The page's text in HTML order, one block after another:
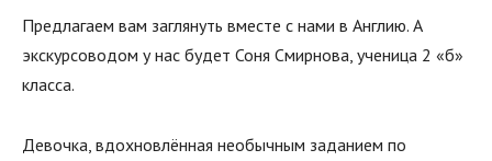
Предлагаем вам заглянуть вместе с нами в Англию. А
экскурсоводом у нас будет Соня Смирнова, ученица 2 «б»
класса.
Девочка, вдохновлённая необычным заданием по